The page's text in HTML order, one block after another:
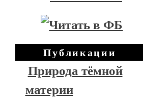
Публикации
Природа тёмной
материи